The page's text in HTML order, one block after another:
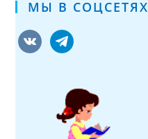
МЫ В СОЦСЕТЯХ
vkontaktetelegram